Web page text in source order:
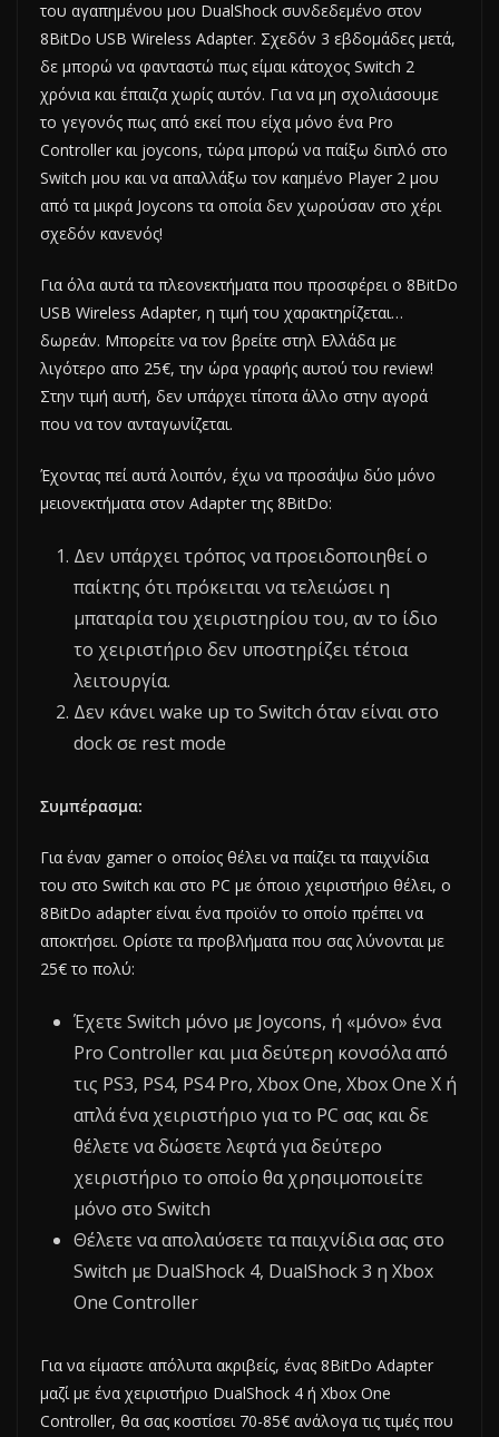
του αγαπημένου μου DualShock συνδεδεμένο στον
8BitDo USB Wireless Adapter. Σχεδόν 3 εβδομάδες μετά,
δε μπορώ να φανταστώ πως είμαι κάτοχος Switch 2
χρόνια και έπαιζα χωρίς αυτόν. Για να μη σχολιάσουμε
το γεγονός πως από εκεί που είχα μόνο ένα Pro
Controller και joycons, τώρα μπορώ να παίξω διπλό στο
Switch μου και να απαλλάξω τον καημένο Player 2 μου
από τα μικρά Joycons τα οποία δεν χωρούσαν στο χέρι
σχεδόν κανενός!
Για όλα αυτά τα πλεονεκτήματα που προσφέρει ο 8BitDo
USB Wireless Adapter, η τιμή του χαρακτηρίζεται…
δωρεάν. Μπορείτε να τον βρείτε στηλ Ελλάδα με
λιγότερο απο 25€, την ώρα γραφής αυτού του review!
Στην τιμή αυτή, δεν υπάρχει τίποτα άλλο στην αγορά
που να τον ανταγωνίζεται.
Έχοντας πεί αυτά λοιπόν, έχω να προσάψω δύο μόνο
μειονεκτήματα στον Adapter της 8BitDo:
Δεν υπάρχει τρόπος να προειδοποιηθεί ο
παίκτης ότι πρόκειται να τελειώσει η
μπαταρία του χειριστηρίου του, αν το ίδιο
το χειριστήριο δεν υποστηρίζει τέτοια
λειτουργία.
Δεν κάνει wake up το Switch όταν είναι στο
dock σε rest mode
Συμπέρασμα:
Για έναν gamer ο οποίος θέλει να παίζει τα παιχνίδια
του στο Switch και στο PC με όποιο χειριστήριο θέλει, ο
8BitDo adapter είναι ένα προϊόν το οποίο πρέπει να
αποκτήσει. Ορίστε τα προβλήματα που σας λύνονται με
25€ το πολύ:
Έχετε Switch μόνο με Joycons, ή «μόνο» ένα
Pro Controller και μια δεύτερη κονσόλα από
τις PS3, PS4, PS4 Pro, Xbox One, Xbox One X ή
απλά ένα χειριστήριο για το PC σας και δε
θέλετε να δώσετε λεφτά για δεύτερο
χειριστήριο το οποίο θα χρησιμοποιείτε
μόνο στο Switch
Θέλετε να απολαύσετε τα παιχνίδια σας στο
Switch με DualShock 4, DualShock 3 η Xbox
One Controller
Για να είμαστε απόλυτα ακριβείς, ένας 8BitDo Adapter
μαζί με ένα χειριστήριο DualShock 4 ή Xbox One
Controller, θα σας κοστίσει 70-85€ ανάλογα τις τιμές που